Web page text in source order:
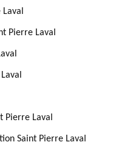
Pierre Laval
Pierre Laval
Saint Pierre Laval